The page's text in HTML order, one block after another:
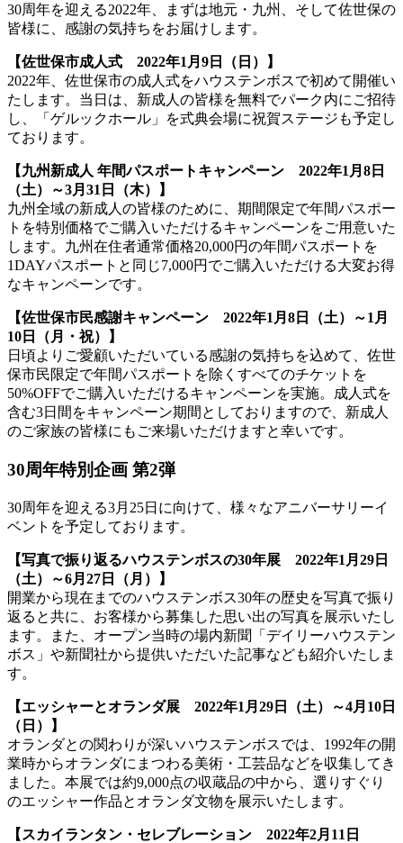
30周年を迎える2022年、まずは地元・九州、そして佐世保の
皆様に、感謝の気持ちをお届けします。
【佐世保市成人式 2022年1月9日（日）】
2022年、佐世保市の成人式をハウステンボスで初めて開催い
たします。当日は、新成人の皆様を無料でパーク内にご招待
し、「ゲルックホール」を式典会場に祝賀ステージも予定し
ております。
【九州新成人 年間パスポートキャンペーン 2022年1月8日
（土）～3月31日（木）】
九州全域の新成人の皆様のために、期間限定で年間パスポー
トを特別価格でご購入いただけるキャンペーンをご用意いた
します。九州在住者通常価格20,000円の年間パスポートを
1DAYパスポートと同じ7,000円でご購入いただける大変お得
なキャンペーンです。
【佐世保市民感謝キャンペーン 2022年1月8日（土）～1月
10日（月・祝）】
日頃よりご愛顧いただいている感謝の気持ちを込めて、佐世
保市民限定で年間パスポートを除くすべてのチケットを
50%OFFでご購入いただけるキャンペーンを実施。成人式を
含む3日間をキャンペーン期間としておりますので、新成人
のご家族の皆様にもご来場いただけますと幸いです。
30周年特別企画 第2弾
30周年を迎える3月25日に向けて、様々なアニバーサリーイ
ベントを予定しております。
【写真で振り返るハウステンボスの30年展 2022年1月29日
（土）～6月27日（月）】
開業から現在までのハウステンボス30年の歴史を写真で振り
返ると共に、お客様から募集した思い出の写真を展示いたし
ます。また、オープン当時の場内新聞「デイリーハウステン
ボス」や新聞社から提供いただいた記事なども紹介いたしま
す。
【エッシャーとオランダ展 2022年1月29日（土）～4月10日
（日）】
オランダとの関わりが深いハウステンボスでは、1992年の開
業時からオランダにまつわる美術・工芸品などを収集してき
ました。本展では約9,000点の収蔵品の中から、選りすぐり
のエッシャー作品とオランダ文物を展示いたします。
【スカイランタン・セレブレーション 2022年2月11日